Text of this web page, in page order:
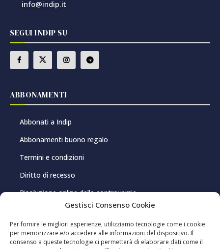
Gestisci Consenso Cookie
Per fornire le migliori esperienze, utilizziamo tecnologie come i cookie
per memorizzare e/o accedere alle informazioni del dispositivo. Il
consenso a queste tecnologie ci permetterà di elaborare dati come il
info@indip.it
SEGUI INDIP SU
ABBONAMENTI
Abbonati a Indip
Abbonamenti buono regalo
Termini e condizioni
Diritto di recesso
Risoluzione online delle controversie
PRIVACY E COOKIE